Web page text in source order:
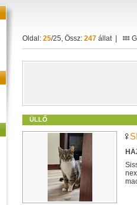
Oldal: 25/25, Össz: 247 állat |
ÜLLŐ